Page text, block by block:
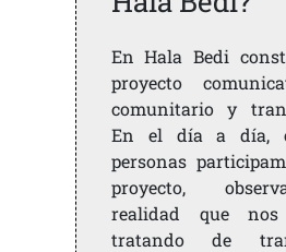
En Hala Bedi
proyecto
comunitario y
En el día a día,
personas
proyecto,
realidad que
tratando de